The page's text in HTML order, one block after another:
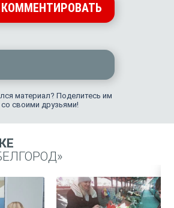
КОММЕНТИРОВАТЬ
материал? Поделитесь им
со своими друзьями!